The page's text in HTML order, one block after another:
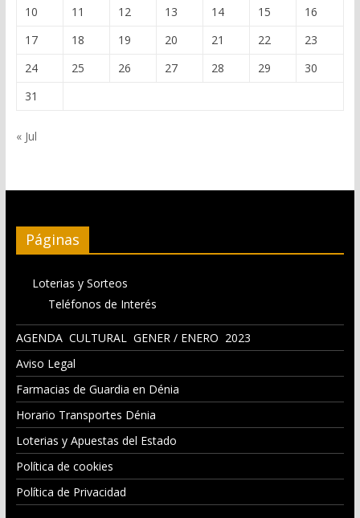
10
11 12 13 14 15
16
17
18 19 20 21 22
23
24
25 26 27 28 29
30
31
« Jul
Páginas
Loterias y Sorteos
Teléfonos de Interés
AGENDA CULTURAL GENER / ENERO 2023
Aviso Legal
Farmacias de Guardia en Dénia
Horario Transportes Dénia
Loterias y Apuestas del Estado
Política de cookies
Política de Privacidad